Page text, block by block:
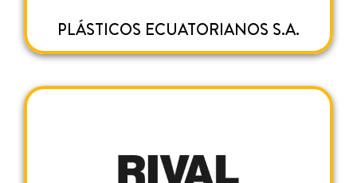
PLÁSTICOS ECUATORIANOS S.A.